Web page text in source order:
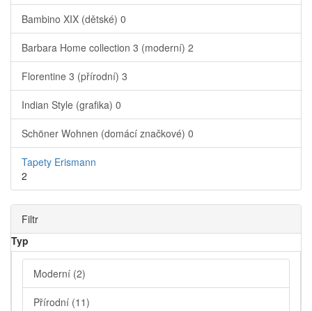
Bambino XIX (dětské) 0
Barbara Home collection 3 (moderní) 2
Florentine 3 (přírodní) 3
Indian Style (grafika) 0
Schöner Wohnen (domácí značkové) 0
Tapety Erismann
2
Filtr
Typ
Moderní (2)
Přírodní (11)